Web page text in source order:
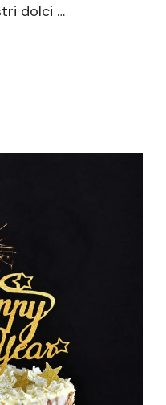
dolci …